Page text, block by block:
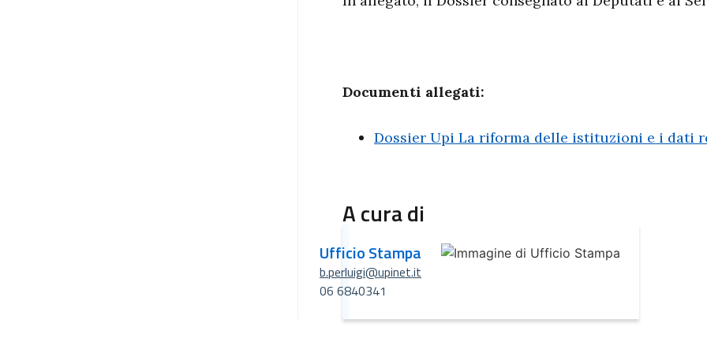
Documenti allegati:
Dossier Upi La riforma delle istituzioni e i dati
A cura di
Ufficio Stampa
b.perluigi@upinet.it
06 6840341